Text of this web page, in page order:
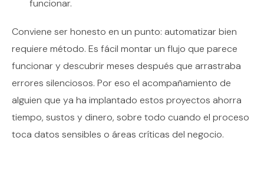
funcionar.
Conviene ser honesto en un punto: automatizar bien
requiere método. Es fácil montar un flujo que parece
funcionar y descubrir meses después que arrastraba
errores silenciosos. Por eso el acompañamiento de
alguien que ya ha implantado estos proyectos ahorra
tiempo, sustos y dinero, sobre todo cuando el proceso
toca datos sensibles o áreas críticas del negocio.